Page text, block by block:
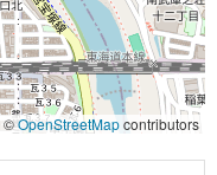
©OpenStreetMapcontributors